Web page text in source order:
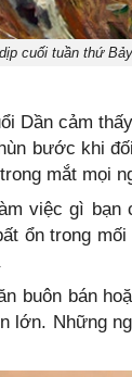
cuối tuần thứ
Dần cảm
bước khi
mắt mọi
việc gì bạn
ổn trong
buôn bán
lớn. Những